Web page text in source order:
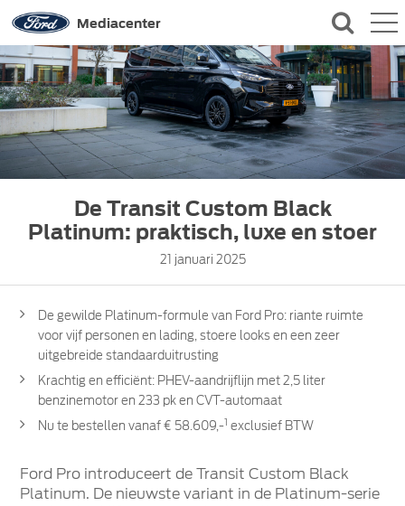
Mediacenter
CONTACT
De Transit Custom Black
Platinum: praktisch, luxe en stoer
21 januari 2025
De gewilde Platinum-formule van Ford Pro: riante ruimte
voor vijf personen en lading, stoere looks en een zeer
uitgebreide standaarduitrusting
Krachtig en efficiënt: PHEV-aandrijflijn met 2,5 liter
benzinemotor en 233 pk en CVT-automaat
Nu te bestellen vanaf € 58.609,-1 exclusief BTW
Ford Pro introduceert de Transit Custom Black
Platinum. De nieuwste variant in de Platinum-serie